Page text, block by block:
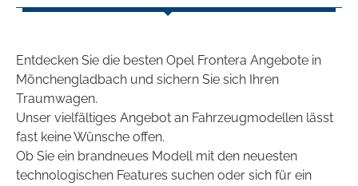
Entdecken Sie die besten Opel Frontera Angebote in
Mönchengladbach und sichern Sie sich Ihren
Traumwagen.
Unser vielfältiges Angebot an Fahrzeugmodellen lässt
fast keine Wünsche offen.
Ob Sie ein brandneues Modell mit den neuesten
technologischen Features suchen oder sich für ein